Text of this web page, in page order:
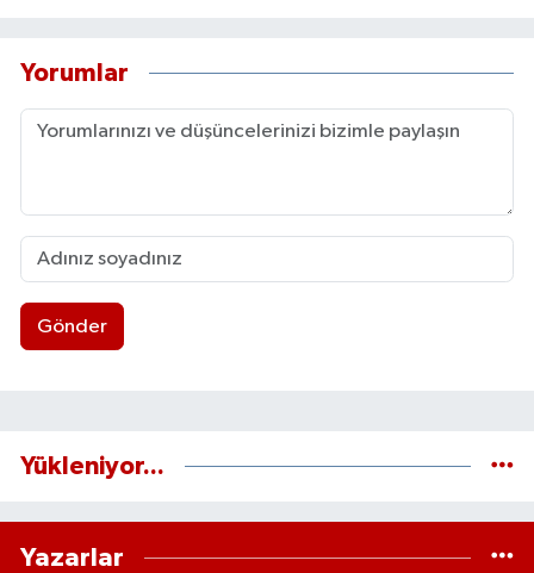
Yorumlar
Gönder
Yükleniyor...
Yazarlar